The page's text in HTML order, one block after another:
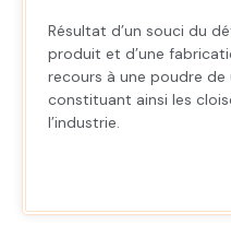
Résultat d’un souci du
produit et d’une
recours à une poudre de
constituant ainsi les
l’industrie.